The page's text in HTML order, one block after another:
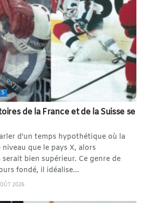
de la France et de la Suisse se
d'un temps hypothétique où la
que le pays X, alors
bien supérieur. Ce genre de
fondé, il idéalise...
2026